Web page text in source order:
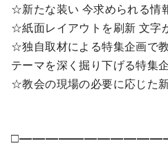
☆新たな装い 今求められる情
☆紙面レイアウトを刷新 文字
☆独自取材による特集企画で
テーマを深く掘り下げる特集
☆教会の現場の必要に応じた